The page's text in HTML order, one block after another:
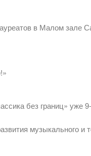
в Малом зале
без границ» уже
музыкального и